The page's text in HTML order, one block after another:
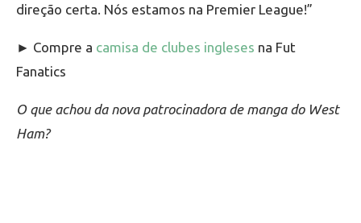
direção certa. Nós estamos na Premier League!”
► Compre a camisa de clubes ingleses na Fut
Fanatics
O que achou da nova patrocinadora de manga do West
Ham?